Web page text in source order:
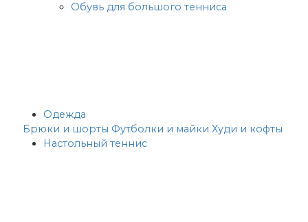
Обувь для большого тенниса
Одежда
Брюки и шорты Футболки и майки Худи и кофты
Настольный теннис